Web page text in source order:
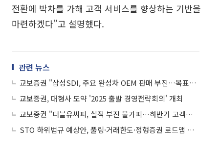
전환에 박차를 가해 고객 서비스를 향상하는 기반을
마련하겠다”고 설명했다.
관련 뉴스
교보증권 "삼성SDI, 주요 완성차 OEM 판매 부진…목표가↓"
교보증권, 대형사 도약 '2025 출발 경영전략회의' 개최
교보증권 "더블유씨피, 실적 부진 불가피…하반기 고객사 다변화 가능성"
STO 하위법규 예상안, 풀링·거래한도·정형증권 로드맵 제시